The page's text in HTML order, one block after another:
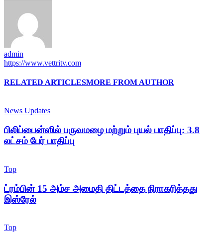
admin
https://www.vettritv.com
RELATED ARTICLESMORE FROM AUTHOR
News Updates
பிலிப்பைன்ஸில் பருவமழை மற்றும் புயல் பாதிப்பு: 3.8
லட்சம் பேர் பாதிப்பு
Top
ட்ரம்பின் 15 அம்ச அமைதி திட்டத்தை நிராகரித்தது
இஸ்ரேல்
Top